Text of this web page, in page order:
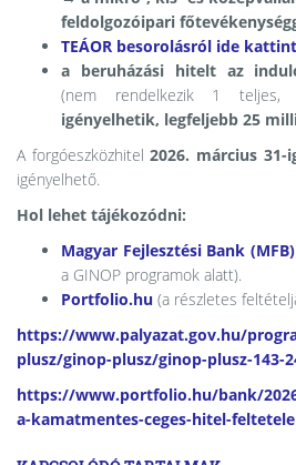
feldolgozóipari
TEÁOR besorolásról ide
a beruházási hitelt az
(nem rendelkezik 1
igényelhetik, legfeljebb 25
A forgóeszközhitel2026. március 31-
igényelhető.
Hol lehet tájékozódni:
Magyar Fejlesztési Bank
a GINOP programok alatt).
Portfolio.hu (a részletes
https://www.palyazat.gov.hu/
plusz/ginop-plusz/ginop-plusz-143-
https://www.portfolio.hu/bank/
a-kamatmentes-ceges-hitel-